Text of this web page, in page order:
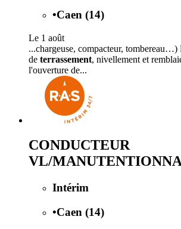
•Caen (14)
Le 1 août
...chargeuse, compacteur, tombereau…)
de terrassement, nivellement et
l'ouverture de...
CONDUCTEUR
VL/
Intérim
•Caen (14)